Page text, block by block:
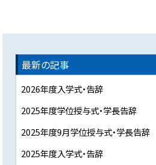
最新の記事
2026年度入学式・告辞
2025年度学位授与式・学長告辞
2025年度9月学位授与式・学長告辞
2025年度入学式・告辞